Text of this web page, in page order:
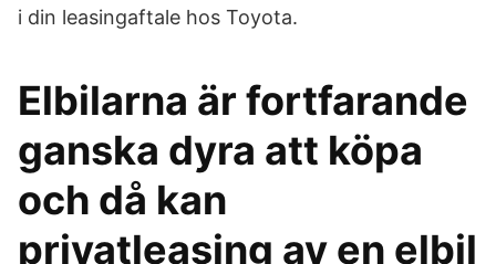
i din leasingaftale hos Toyota.
Elbilarna är fortfarande
ganska dyra att köpa
och då kan
privatleasing av en elbil